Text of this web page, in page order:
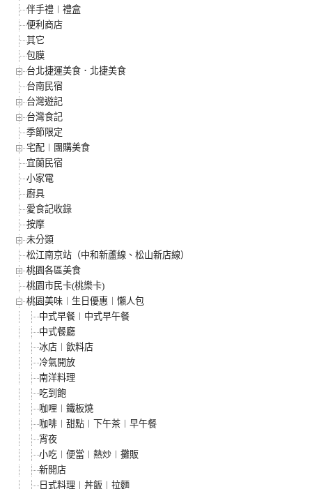
伴手禮︱禮盒
便利商店
其它
包膜
台北捷運美食．北捷美食
台南民宿
台灣遊記
台灣食記
季節限定
宅配︱團購美食
宜蘭民宿
小家電
廚具
愛食記收錄
按摩
未分類
松江南京站（中和新蘆線、松山新店線）
桃園各區美食
桃園市民卡(桃樂卡)
桃園美味︱生日優惠︱懶人包
中式早餐︱中式早午餐
中式餐廳
冰店︱飲料店
冷氣開放
南洋料理
吃到飽
咖哩︱鐵板燒
咖啡︱甜點︱下午茶︱早午餐
宵夜
小吃︱便當︱熱炒︱攤販
新開店
日式料理︱丼飯︱拉麵